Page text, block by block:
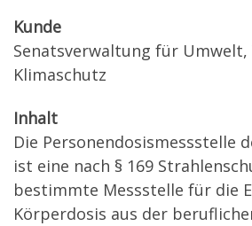
Kunde
Senatsverwaltung für Umwelt,
Klimaschutz
Inhalt
Die Personendosismessstelle
ist eine nach § 169
bestimmte Messstelle für die
Körperdosis aus der